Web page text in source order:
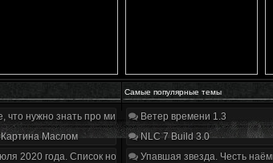
Самые популярные темы
что нужно знать про мир, геймплей и сюжет | Разбор
Картина Маслом
2020 года. Список нововведений
Ветер времени 1.3
NLC 7 Build 3.0
Упавшая звезда. Честь